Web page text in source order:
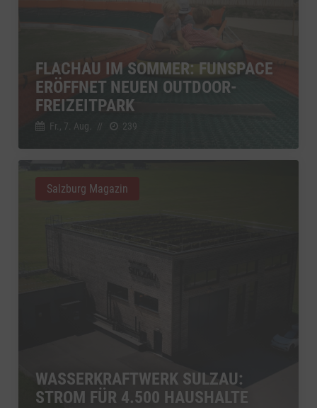
FLACHAU IM SOMMER: FUNSPACE
ERÖFFNET NEUEN OUTDOOR-
FREIZEITPARK
Fr., 7. Aug. // 239
WASSERKRAFTWERK SULZAU:
STROM FÜR 4.500 HAUSHALTE
Salzburg Magazin